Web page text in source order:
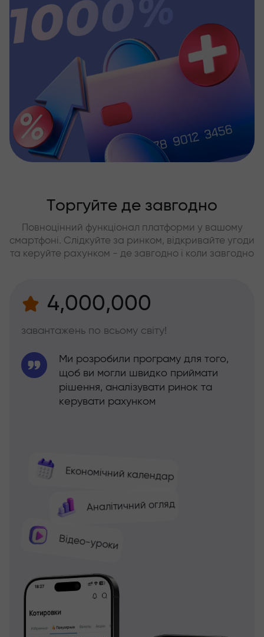
Торгуйте де завгодно
Повноцінний функціонал платформи у вашому
смартфоні. Слідкуйте за ринком, відкривайте угоди
та керуйте рахунком - де завгодно і коли завгодно
4,000,000
завантажень по всьому світу!
Економічний календар
Аналітичний огляд
Відео-уроки
Ми розробили програму для того,
щоб ви могли швидко приймати
рішення, аналізувати ринок та
керувати рахунком